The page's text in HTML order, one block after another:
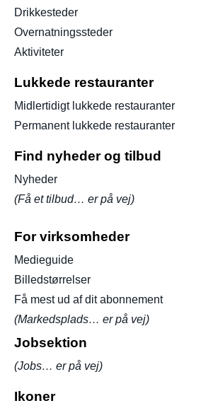
Drikkesteder
Overnatningssteder
Aktiviteter
Lukkede restauranter
Midlertidigt lukkede restauranter
Permanent lukkede restauranter
Find nyheder og tilbud
Nyheder
(Få et tilbud… er på vej)
For virksomheder
Medieguide
Billedstørrelser
Få mest ud af dit abonnement
(Markedsplads… er på vej)
Jobsektion
(Jobs… er på vej)
Ikoner